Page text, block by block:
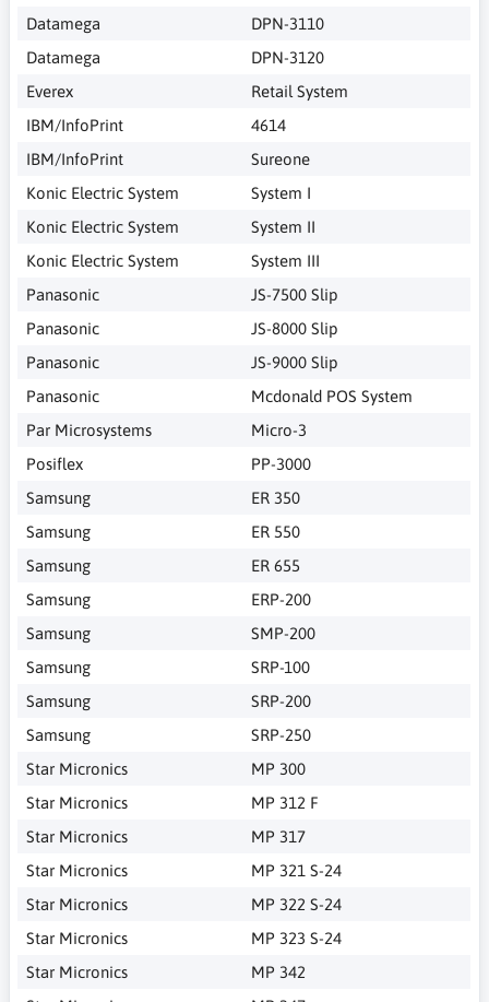
Datamega
DPN-3110
Datamega
DPN-3120
Everex
Retail System
IBM/InfoPrint
4614
IBM/InfoPrint
Sureone
Konic Electric System
System I
Konic Electric System
System II
Konic Electric System
System III
Panasonic
JS-7500 Slip
Panasonic
JS-8000 Slip
Panasonic
JS-9000 Slip
Panasonic
Mcdonald POS System
Par Microsystems
Micro-3
Posiflex
PP-3000
Samsung
ER 350
Samsung
ER 550
Samsung
ER 655
Samsung
ERP-200
Samsung
SMP-200
Samsung
SRP-100
Samsung
SRP-200
Samsung
SRP-250
Star Micronics
MP 300
Star Micronics
MP 312 F
Star Micronics
MP 317
Star Micronics
MP 321 S-24
Star Micronics
MP 322 S-24
Star Micronics
MP 323 S-24
Star Micronics
MP 342